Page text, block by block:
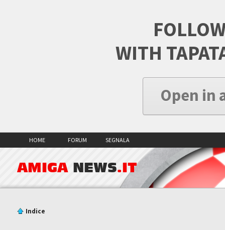
WITH
Open in
HOME FORUM SEGNALA
AMIGA NEWS.IT
Indice